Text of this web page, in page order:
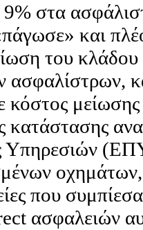
στα
και
του κλάδου
ασφαλίστρων,
κόστος
κατάστασης
Υπηρεσιών
οχημάτων,
που
ασφαλειών